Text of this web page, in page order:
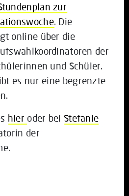
zur
. Die
online über die
der
und Schüler.
es nur eine begrenzte
hier oder bei Stefanie
der